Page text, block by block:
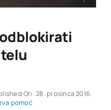
On: 28. prosinca 2016.
pomoć